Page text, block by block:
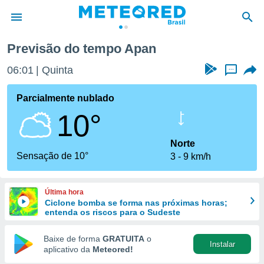
da
fornecidas
a este
das
e
forma
digital
Previsão do tempo Apan
06:01 Quinta ...
Parcialmente nublado
10°
Sensação de 10°
Norte
3
9 km/h
Última hora
Ciclone bomba se forma nas próximas horas;
entenda os riscos para o Sudeste
Baixe de forma GRATUITA o
aplicativo da Meteored!
Instalar